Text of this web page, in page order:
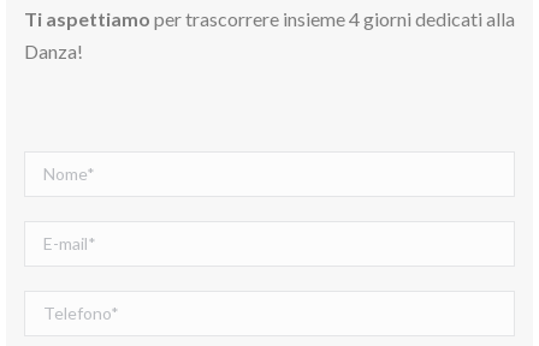
Ti aspettiamo per trascorrere insieme 4 giorni dedicati alla
Danza!